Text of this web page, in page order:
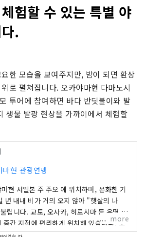
험할 수 있는 특별 야
.
한 모습을 보여주지만, 밤이 되면 환상
로 펼쳐집니다. 오카야마현 다마노시
투어에 참여하면 바다 반딧불이와 발
생물 발광 현상을 가까이에서 체험할
마현 관광연맹
현 서일본 주 주오 에 위치하며, 온화한 기
년 내내 비가 거의 오지 않아 "햇살의 나
립니다. 교토, 오사카, 히로시마 등 유명 관
중간 지점에 편리하게 위치해 있습니다! 또
통해 시코쿠로 가는 관문이기도 합니다. 오
more